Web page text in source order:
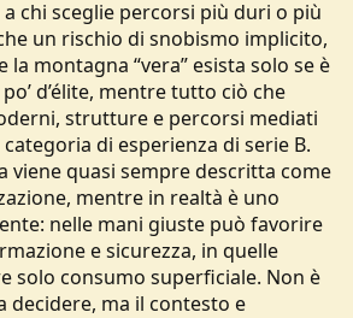
chi sceglie percorsi più duri o più
un rischio di snobismo implicito,
montagna “vera” esista solo se è
d’élite, mentre tutto ciò che
strutture e percorsi mediati
di esperienza di serie B.
viene quasi sempre descritta come
mentre in realtà è uno
nelle mani giuste può favorire
e sicurezza, in quelle
solo consumo superficiale. Non è
decidere, ma il contesto e